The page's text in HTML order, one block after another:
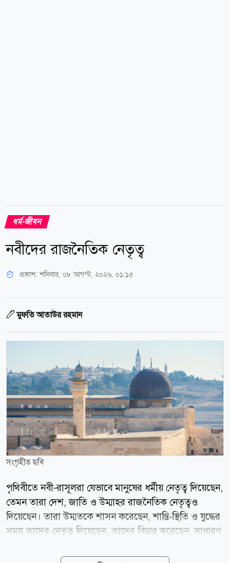
ধর্ম-জীবন
নবীদের রাজনৈতিক নেতৃত্ব
প্রকাশ:শনিবার, ০৮ আগস্ট, ২০২৬, ০১:১৫
মুফতি আতাউর রহমান
সংগৃহীত ছবি
পৃথিবীতে নবী-রাসূলরা যেভাবে মানুষের ধর্মীয় নেতৃত্ব দিয়েছেন,
তেমন তারা দেশ, জাতি ও উম্মাহর রাজনৈতিক নেতৃত্বও
দিয়েছেন। তারা উম্মতকে শাসন করেছেন, শান্তি-স্থিতি ও যুদ্ধের
সময় তাদের নেতৃত্ব দিয়েছেন, তাদের বিচার করেছেন, সাধারণ
আল্লাহর আনুগত্যের ভেতর থেকে। সুতরাং এসব কাজে নবী-